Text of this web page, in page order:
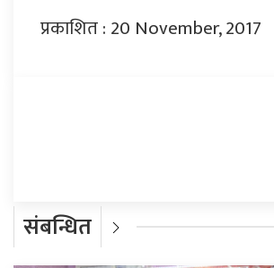
प्रकाशित : 20 November, 2017
संबन्धित